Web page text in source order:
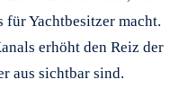
für Yachtbesitzer macht.
erhöht den Reiz der
aus sichtbar sind.